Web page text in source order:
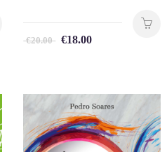
€20.00 €18.00